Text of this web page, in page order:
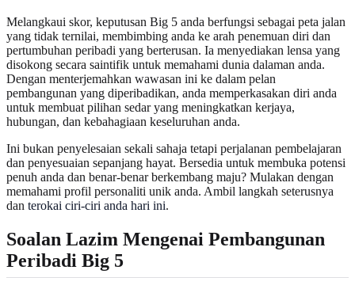
Melangkaui skor, keputusan Big 5 anda berfungsi sebagai peta jalan
yang tidak ternilai, membimbing anda ke arah penemuan diri dan
pertumbuhan peribadi yang berterusan. Ia menyediakan lensa yang
disokong secara saintifik untuk memahami dunia dalaman anda.
Dengan menterjemahkan wawasan ini ke dalam pelan
pembangunan yang diperibadikan, anda memperkasakan diri anda
untuk membuat pilihan sedar yang meningkatkan kerjaya,
hubungan, dan kebahagiaan keseluruhan anda.
Ini bukan penyelesaian sekali sahaja tetapi perjalanan pembelajaran
dan penyesuaian sepanjang hayat. Bersedia untuk membuka potensi
penuh anda dan benar-benar berkembang maju? Mulakan dengan
memahami profil personaliti unik anda. Ambil langkah seterusnya
dan terokai ciri-ciri anda hari ini.
Soalan Lazim Mengenai Pembangunan
Peribadi Big 5